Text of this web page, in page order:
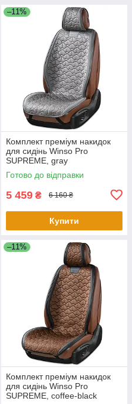
–11%
Комплект преміум накидок
для сидінь Winso Pro
SUPREME, gray
Готово до відправки
5 459 ₴ 6 160 ₴
Купити
–11%
Комплект преміум накидок
для сидінь Winso Pro
SUPREME, coffee-black